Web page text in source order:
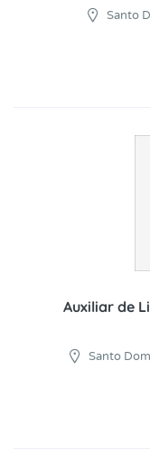
Santo
Auxiliar de
Santo